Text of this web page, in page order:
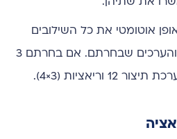
אוטומטי את כל השילובים
האפשריים מהתכונות והערכים שבחרתם. אם בחרתם 3